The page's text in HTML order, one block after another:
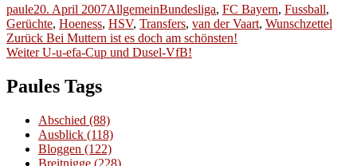
Autor
pauleVeröffentlicht
am
20. April 2007Kategorien
AllgemeinSchlagwörter
Bundesliga, FC Bayern, Fussball,
Gerüchte, Hoeness, HSV, Transfers, van der Vaart, Wunschzettel
Beitragsnavigation
Zurück Vorheriger
Beitrag:
Bei Muttern ist es doch am schönsten!
Weiter Nächster
U-u-efa-Cup und Dusel-VfB!
Paules Tags
Abschied (88)
Ausblick (118)
Bloggen (122)
Breitnigge (228)